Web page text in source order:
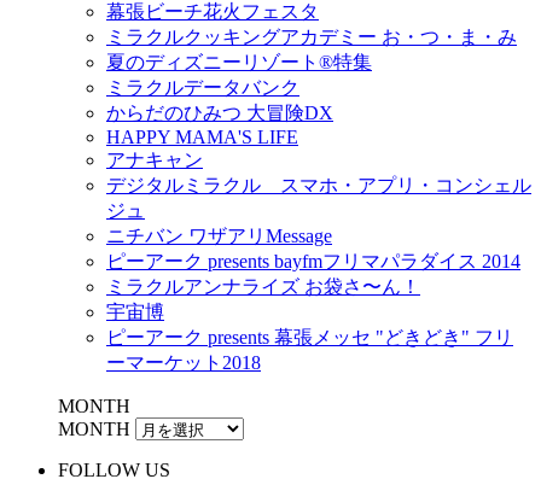
幕張ビーチ花火フェスタ
ミラクルクッキングアカデミー お・つ・ま・み
夏のディズニーリゾート®特集
ミラクルデータバンク
からだのひみつ 大冒険DX
HAPPY MAMA'S LIFE
アナキャン
デジタルミラクル スマホ・アプリ・コンシェル
ジュ
ニチバン ワザアリMessage
ピーアーク presents bayfmフリマパラダイス 2014
ミラクルアンナライズ お袋さ〜ん！
宇宙博
ピーアーク presents 幕張メッセ "どきどき" フリ
ーマーケット2018
MONTH
MONTH
FOLLOW US